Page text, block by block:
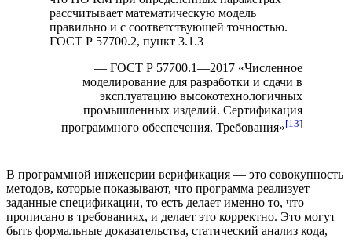
рассчитывает математическую модель
правильно и с соответствующей точностью.
ГОСТ Р 57700.2, пункт 3.1.3
— ГОСТ Р 57700.1—2017 «Численное
моделирование для разработки и сдачи в
эксплуатацию высокотехнологичных
промышленных изделий. Сертификация
программного обеспечения. Требования»[13]
В программной инженерии верификация — это совокупность
методов, которые показывают, что программа реализует
заданные спецификации, то есть делает именно то, что
прописано в требованиях, и делает это корректно. Это могут
быть формальные доказательства, статический анализ кода,